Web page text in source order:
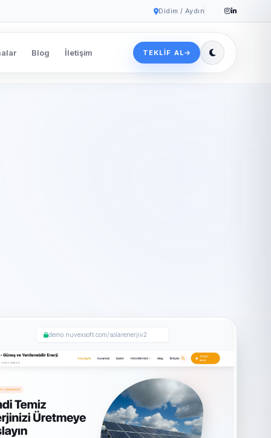
Didim / Aydın
Blog İletişim TEKLIF AL
demo.nuvexsoft.com/solarenerjiv2